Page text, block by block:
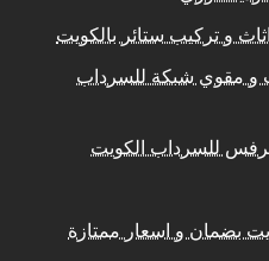
و تركيب ستائر بالكويت
مقوي شبكة للسرداب
للسرداب الكويت
بضمان و اسعار ممتازة